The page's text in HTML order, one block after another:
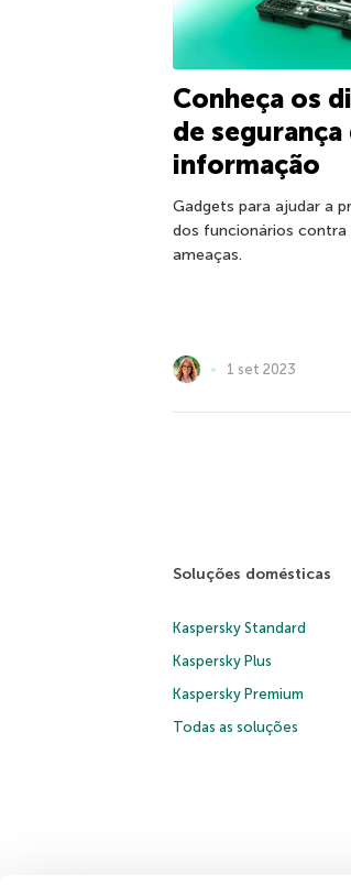
Conheça os
de segurança
informação
Gadgets para ajudar a
dos funcionários contra
ameaças.
1 set 2023
Soluções domésticas
Kaspersky Standard
Kaspersky Plus
Kaspersky Premium
Todas as soluções